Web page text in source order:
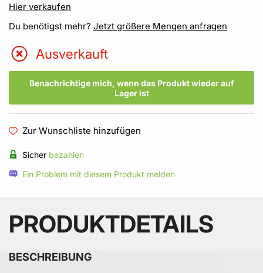
Hier verkaufen
Du benötigst mehr? Jetzt größere Mengen anfragen
Ausverkauft
Benachrichtige mich, wenn das Produkt wieder auf
Lager ist
Zur Wunschliste hinzufügen
Sicher bezahlen
Ein Problem mit diesem Produkt melden
PRODUKTDETAILS
BESCHREIBUNG